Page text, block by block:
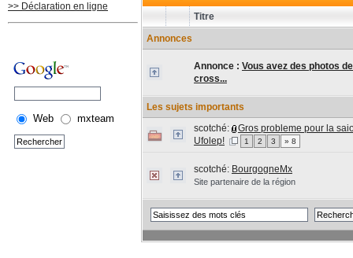
>> Déclaration en ligne
Web mxteam
Titre
Annonces
Annonce : Vous avez des photos
cross...
Les sujets importants
scotché:
Gros probleme pour la
Ufolep!
1 2 3 » 8
scotché: BourgogneMx
Site partenaire de la région